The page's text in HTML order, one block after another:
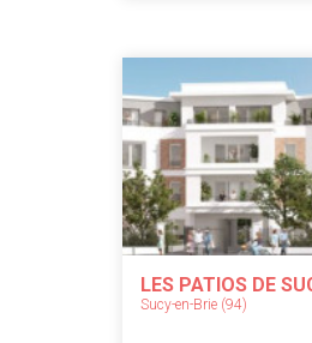
LES PATIOS DE
Sucy-en-Brie (94)